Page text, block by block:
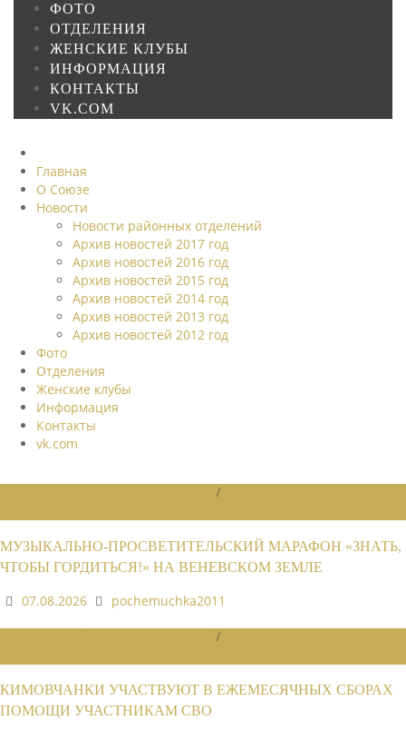
ФОТО
ОТДЕЛЕНИЯ
ЖЕНСКИЕ КЛУБЫ
ИНФОРМАЦИЯ
КОНТАКТЫ
VK.COM
Главная
О Союзе
Новости
Новости районных отделений
Архив новостей 2017 год
Архив новостей 2016 год
Архив новостей 2015 год
Архив новостей 2014 год
Архив новостей 2013 год
Архив новостей 2012 год
Фото
Отделения
Женские клубы
Информация
Контакты
vk.com
/
МУЗЫКАЛЬНО-ПРОСВЕТИТЕЛЬСКИЙ МАРАФОН «ЗНАТЬ,
ЧТОБЫ ГОРДИТЬСЯ!» НА ВЕНЕВСКОМ ЗЕМЛЕ
07.08.2026
pochemuchka2011
/
КИМОВЧАНКИ УЧАСТВУЮТ В ЕЖЕМЕСЯЧНЫХ СБОРАХ
ПОМОЩИ УЧАСТНИКАМ СВО